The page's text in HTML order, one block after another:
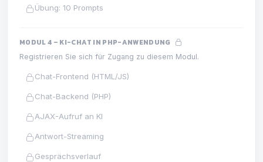
Übung: 10 Prompts
MODUL 4 – KI-CHAT IN PHP-ANWENDUNG
Registrieren Sie sich für Zugang zu diesem Modul.
Chat-Frontend (HTML/JS)
Chat-Backend (PHP)
AJAX-Aufruf an KI
Antwort-Streaming
Gesprächsverlauf